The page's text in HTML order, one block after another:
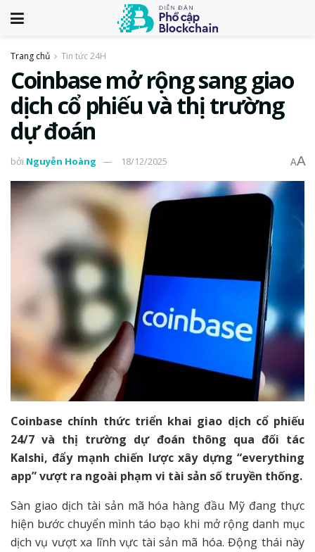
Trang chủ Tin tức 24H
Coinbase mở rộng sang giao
dịch cổ phiếu và thị trường
dự đoán
bởi Nguyễn Hoàng 18/12/2025 AA
Coinbase chính thức triển khai giao dịch cổ phiếu
24/7 và thị trường dự đoán thông qua đối tác
Kalshi, đẩy mạnh chiến lược xây dựng “everything
app” vượt ra ngoài phạm vi tài sản số truyền thống.
Sàn giao dịch tài sản mã hóa hàng đầu Mỹ đang thực
hiện bước chuyển mình táo bạo khi mở rộng danh mục
dịch vụ vượt xa lĩnh vực tài sản mã hóa. Động thái này